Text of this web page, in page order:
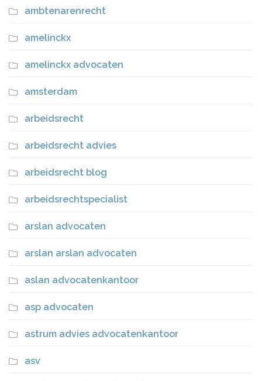
ambtenarenrecht
amelinckx
amelinckx advocaten
amsterdam
arbeidsrecht
arbeidsrecht advies
arbeidsrecht blog
arbeidsrechtspecialist
arslan advocaten
arslan arslan advocaten
aslan advocatenkantoor
asp advocaten
astrum advies advocatenkantoor
asv